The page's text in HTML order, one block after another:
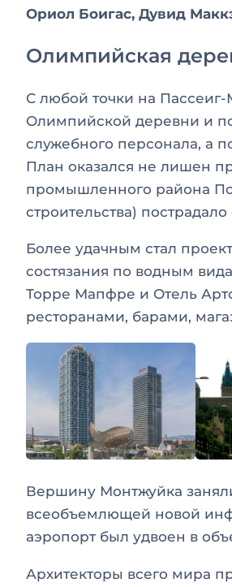
Ориол Боигас, Дувид
Олимпийская
С любой точки на
Олимпийской деревни и
служебного персонала, а
План оказался не лишен
промышленного района
строительства)
Более удачным стал
состязания по водным
Торре Мапфре и Отель
ресторанами, барами,
Вершину Монтжуйка
всеобъемлющей новой
аэропорт был удвоен в
Архитекторы всего мира